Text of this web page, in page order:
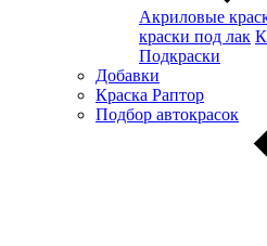
Акриловые
краски под лак
Подкраски
Добавки
Краска Раптор
Подбор автокрасок